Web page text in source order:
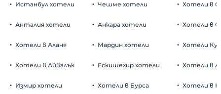
Истанбул хотели
Анталия хотели
Хотели в Аланя
Хотели в Айвалък
Измир хотели
Чешме хотели
Анкара хотели
Мардин хотели
Ескишехир хотели
Хотели в Бурса
Хотели в
Хотели в
Хотели
Хотели в
Хотели в